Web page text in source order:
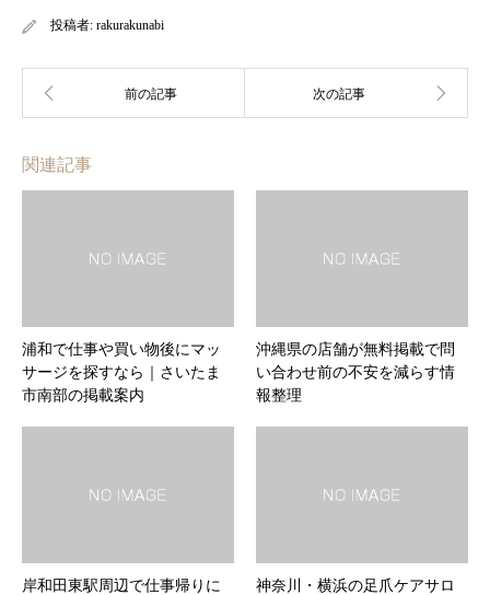
投稿者: rakurakunabi
関連記事
浦和で仕事や買い物後にマッ
サージを探すなら｜さいたま
市南部の掲載案内
沖縄県の店舗が無料掲載で問
い合わせ前の不安を減らす情
報整理
岸和田東駅周辺で仕事帰りに
神奈川・横浜の足爪ケアサロ